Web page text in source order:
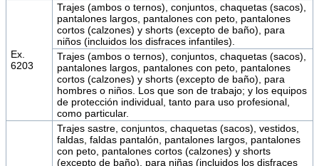
Ex.
6203
Trajes (ambos o ternos), conjuntos, chaquetas (sacos),
pantalones largos, pantalones con peto, pantalones
cortos (calzones) y shorts (excepto de baño), para
niños (incluidos los disfraces infantiles).
Trajes (ambos o ternos), conjuntos, chaquetas (sacos),
pantalones largos, pantalones con peto, pantalones
cortos (calzones) y shorts (excepto de baño), para
hombres o niños. Los que son de trabajo; y los equipos
de protección individual, tanto para uso profesional,
como particular.
Trajes sastre, conjuntos, chaquetas (sacos), vestidos,
faldas, faldas pantalón, pantalones largos, pantalones
con peto, pantalones cortos (calzones) y shorts
(excepto de baño), para niñas (incluidos los disfraces